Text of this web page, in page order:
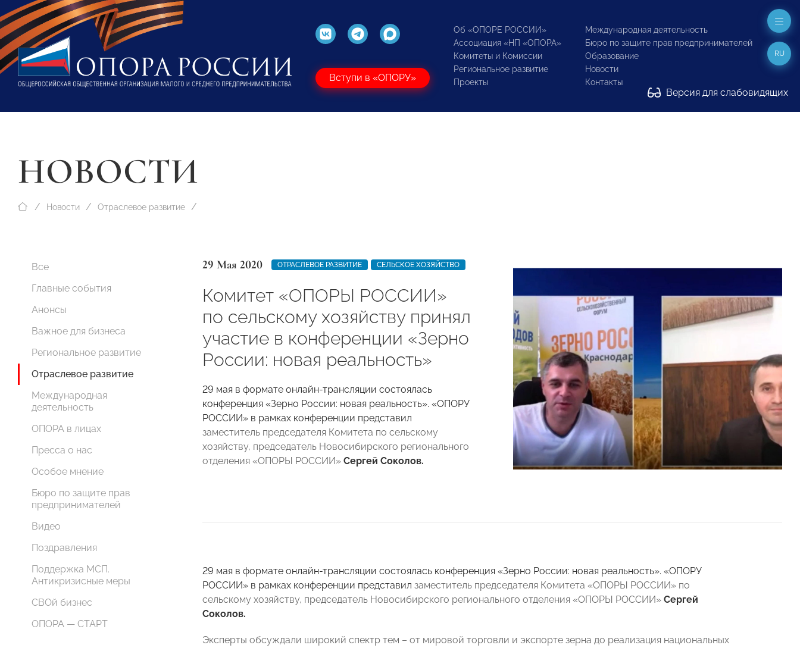
Вступи в «ОПОРУ»
Об «ОПОРЕ РОССИИ»
Ассоциация «НП «ОПОРА»
Комитеты и Комиссии
Региональное развитие
Проекты
Международная деятельность
Бюро по защите прав предпринимателей
Образование
Новости
Контакты
Версия для слабовидящих
RU
НОВОСТИ
Новости Отраслевое развитие
Все
Главные события
Анонсы
Важное для бизнеса
Региональное развитие
Отраслевое развитие
Международная
деятельность
ОПОРА в лицах
Пресса о нас
Особое мнение
Бюро по защите прав
предпринимателей
Видео
Поздравления
Поддержка МСП.
Антикризисные меры
СВОй бизнес
ОПОРА — СТАРТ
29 Мая 2020 ОТРАСЛЕВОЕ РАЗВИТИЕ СЕЛЬСКОЕ ХОЗЯЙСТВО
Комитет «ОПОРЫ РОССИИ»
по сельскому хозяйству принял
участие в конференции «Зерно
России: новая реальность»
29 мая в формате онлайн-трансляции состоялась
конференция «Зерно России: новая реальность». «ОПОРУ
РОССИИ» в рамках конференции представил
заместитель председателя Комитета по сельскому
хозяйству, председатель Новосибирского регионального
отделения «ОПОРЫ РОССИИ» Сергей Соколов.
29 мая в формате онлайн-трансляции состоялась конференция «Зерно России: новая реальность». «ОПОРУ
РОССИИ» в рамках конференции представил заместитель председателя Комитета «ОПОРЫ РОССИИ» по
сельскому хозяйству, председатель Новосибирского регионального отделения «ОПОРЫ РОССИИ» Сергей
Соколов.
Эксперты обсуждали широкий спектр тем – от мировой торговли и экспорте зерна до реализация национальных